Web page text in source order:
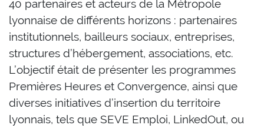
40 partenaires et acteurs de la Métropole
lyonnaise de différents horizons : partenaires
institutionnels, bailleurs sociaux, entreprises,
structures d’hébergement, associations, etc.
L’objectif était de présenter les programmes
Premières Heures et Convergence, ainsi que
diverses initiatives d’insertion du territoire
lyonnais, tels que SEVE Emploi, LinkedOut, ou